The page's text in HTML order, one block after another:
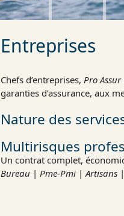
Entreprises
Chefs d’entreprises, Pro Assur
garanties d’assurance, aux
Nature des
Multirisques
Un contrat complet,
Bureau| Pme-Pmi | Artisans|